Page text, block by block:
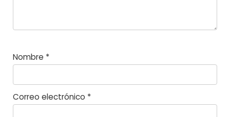
Nombre *
Correo electrónico *